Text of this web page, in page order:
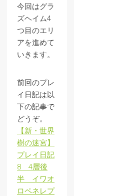
今回はグラ
ズヘイム4
つ目のエリ
アを進めて
いきます。
前回のプレ
イ日記は以
下の記事で
どうぞ。
【新・世界
樹の迷宮】
プレイ日記
8 4層後
半 イワオ
ロペネレプ